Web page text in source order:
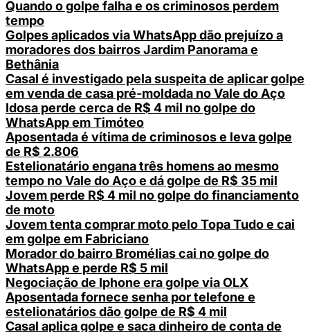
Quando o golpe falha e os criminosos perdem
tempo
Golpes aplicados via WhatsApp dão prejuízo a
moradores dos bairros Jardim Panorama e
Bethânia
Casal é investigado pela suspeita de aplicar golpe
em venda de casa pré-moldada no Vale do Aço
Idosa perde cerca de R$ 4 mil no golpe do
WhatsApp em Timóteo
Aposentada é vítima de criminosos e leva golpe
de R$ 2.806
Estelionatário engana três homens ao mesmo
tempo no Vale do Aço e dá golpe de R$ 35 mil
Jovem perde R$ 4 mil no golpe do financiamento
de moto
Jovem tenta comprar moto pelo Topa Tudo e cai
em golpe em Fabriciano
Morador do bairro Bromélias cai no golpe do
WhatsApp e perde R$ 5 mil
Negociação de Iphone era golpe via OLX
Aposentada fornece senha por telefone e
estelionatários dão golpe de R$ 4 mil
Casal aplica golpe e saca dinheiro de conta de